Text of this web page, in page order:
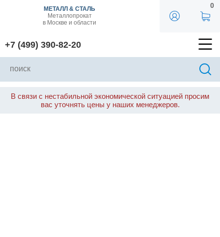
МЕТАЛЛ & СТАЛЬ
Металлопрокат
в Москве и области
+7 (499) 390-82-20
0
В связи с нестабильной экономической ситуацией просим
вас уточнять цены у наших менеджеров.